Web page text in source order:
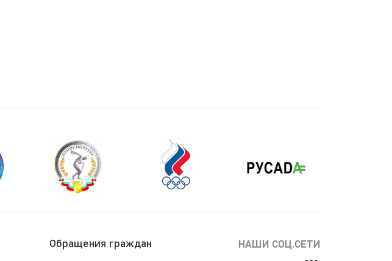
Обращения граждан
НАШИ СОЦ.СЕТИ